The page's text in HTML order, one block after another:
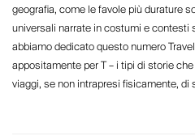
geografia, come le favole più durature
universali narrate in costumi e
abbiamo dedicato questo numero
appositamente per T – i tipi di storie
viaggi, se non intrapresi fisicamente, di